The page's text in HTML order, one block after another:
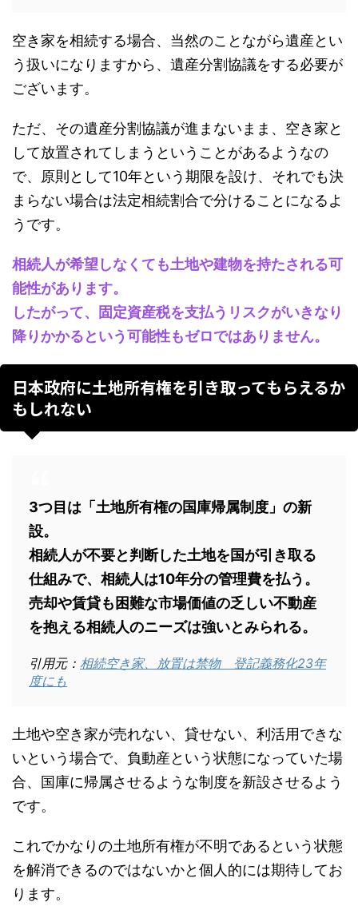
空き家を相続する場合、当然のことながら遺産とい
う扱いになりますから、遺産分割協議をする必要が
ございます。
ただ、その遺産分割協議が進まないまま、空き家と
して放置されてしまうということがあるようなの
で、原則として10年という期限を設け、それでも決
まらない場合は法定相続割合で分けることになるよ
うです。
相続人が希望しなくても土地や建物を持たされる可
能性があります。
したがって、固定資産税を支払うリスクがいきなり
降りかかるという可能性もゼロではありません。
日本政府に土地所有権を引き取ってもらえるか
もしれない
3つ目は「土地所有権の国庫帰属制度」の新
設。
相続人が不要と判断した土地を国が引き取る
仕組みで、相続人は10年分の管理費を払う。
売却や賃貸も困難な市場価値の乏しい不動産
を抱える相続人のニーズは強いとみられる。
引用元： 相続空き家、放置は禁物 登記義務化23年
度にも
土地や空き家が売れない、貸せない、利活用できな
いという場合で、負動産という状態になっていた場
合、国庫に帰属させるような制度を新設させるよう
です。
これでかなりの土地所有権が不明であるという状態
を解消できるのではないかと個人的には期待してお
ります。